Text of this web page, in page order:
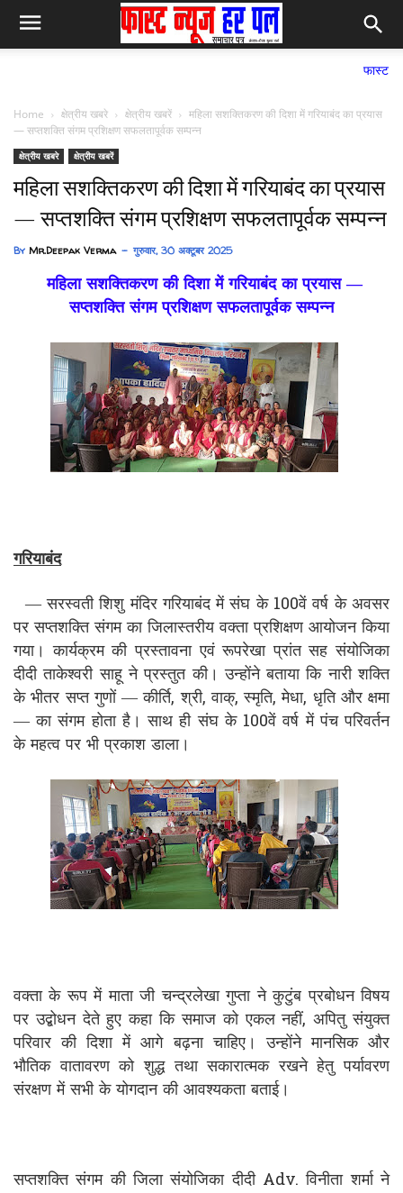
फास्ट न्यूज हर पल
Home क्षेत्रीय खबरे क्षेत्रीय खबरें
महिला सशक्तिकरण की दिशा में गरियाबंद का प्रयास
— सप्तशक्ति संगम प्रशिक्षण सफलतापूर्वक सम्पन्न
क्षेत्रीय खबरे क्षेत्रीय खबरें
महिला सशक्तिकरण की दिशा में गरियाबंद का प्रयास
— सप्तशक्ति संगम प्रशिक्षण सफलतापूर्वक सम्पन्न
By Mr.Deepak Verma गुरुवार, 30 अक्टूबर 2025
महिला सशक्तिकरण की दिशा में गरियाबंद का प्रयास —
सप्तशक्ति संगम प्रशिक्षण सफलतापूर्वक सम्पन्न
गरियाबंद
— सरस्वती शिशु मंदिर गरियाबंद में संघ के 100वें वर्ष के अवसर
पर सप्तशक्ति संगम का जिलास्तरीय वक्ता प्रशिक्षण आयोजन किया
गया। कार्यक्रम की प्रस्तावना एवं रूपरेखा प्रांत सह संयोजिका
दीदी ताकेश्वरी साहू ने प्रस्तुत की। उन्होंने बताया कि नारी शक्ति
के भीतर सप्त गुणों — कीर्ति, श्री, वाक्, स्मृति, मेधा, धृति और क्षमा
— का संगम होता है। साथ ही संघ के 100वें वर्ष में पंच परिवर्तन
के महत्व पर भी प्रकाश डाला।
वक्ता के रूप में माता जी चन्द्रलेखा गुप्ता ने कुटुंब प्रबोधन विषय
पर उद्बोधन देते हुए कहा कि समाज को एकल नहीं, अपितु संयुक्त
परिवार की दिशा में आगे बढ़ना चाहिए। उन्होंने मानसिक और
भौतिक वातावरण को शुद्ध तथा सकारात्मक रखने हेतु पर्यावरण
संरक्षण में सभी के योगदान की आवश्यकता बताई।
सप्तशक्ति संगम की जिला संयोजिका दीदी Adv. विनीता शर्मा ने